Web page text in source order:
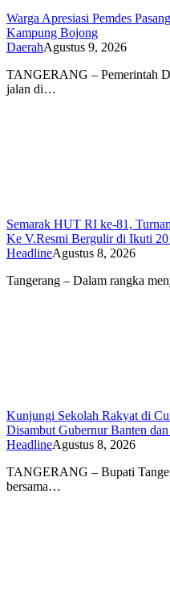
Warga Apresiasi Pemdes
Kampung Bojong
DaerahAgustus 9, 2026
TANGERANG – Pemerintah
jalan di…
Semarak HUT RI ke-81,
Ke V.Resmi Bergulir di Ikuti
HeadlineAgustus 8, 2026
Tangerang – Dalam rangka
Kunjungi Sekolah Rakyat di
Disambut Gubernur Banten
HeadlineAgustus 8, 2026
TANGERANG – Bupati
bersama…